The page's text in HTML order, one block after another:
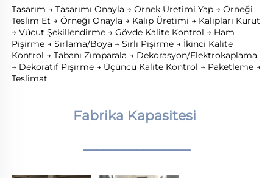
Tasarım → Tasarımı Onayla → Örnek Üretimi Yap → Örneği
Teslim Et → Örneği Onayla → Kalıp Üretimi → Kalıpları Kurut
→ Vücut Şekillendirme → Gövde Kalite Kontrol → Ham
Pişirme → Sırlama/Boya → Sırlı Pişirme → İkinci Kalite
Kontrol → Tabanı Zımparala → Dekorasyon/Elektrokaplama
→ Dekoratif Pişirme → Üçüncü Kalite Kontrol → Paketleme →
Teslimat
Fabrika Kapasitesi
________________